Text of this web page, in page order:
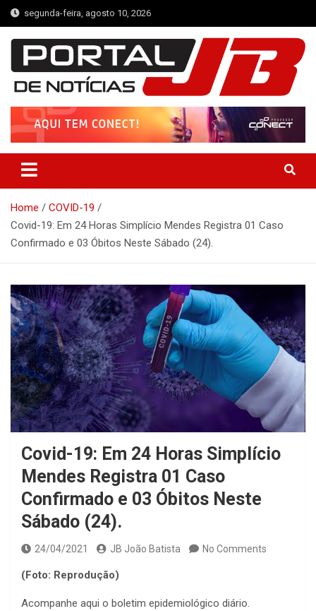
Skip
to
content
segunda-feira, agosto 10, 2026
Portal de Notícias JB
Notícias de Simplício Mendes e Região
Home
COVID-19
Covid-19: Em 24 Horas Simplício Mendes Registra 01 Caso
Confirmado e 03 Óbitos Neste Sábado (24).
Covid-19: Em 24 Horas Simplício
Mendes Registra 01 Caso
Confirmado e 03 Óbitos Neste
Sábado (24).
24/04/2021 JB João Batista No Comments
(Foto: Reprodução)
Acompanhe aqui o boletim epidemiológico diário.